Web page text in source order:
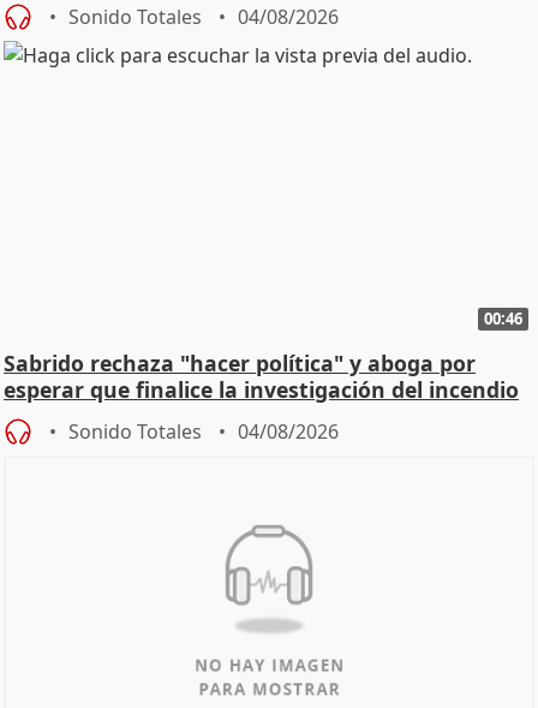
Sonido Totales 04/08/2026
00:46
Sabrido rechaza "hacer política" y aboga por
esperar que finalice la investigación del incendio
Sonido Totales 04/08/2026